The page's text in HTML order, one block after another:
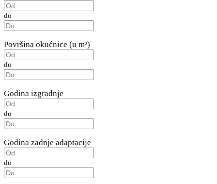
do
Površina okućnice (u m²)
do
Godina izgradnje
do
Godina zadnje adaptacije
do